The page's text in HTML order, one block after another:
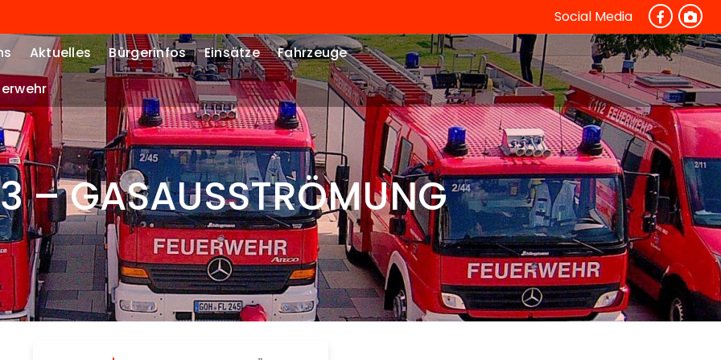
Social Media
Aktuelles Bürgerinfos Einsätze
Fahrzeuge
– GASAUSSTRÖMUNG